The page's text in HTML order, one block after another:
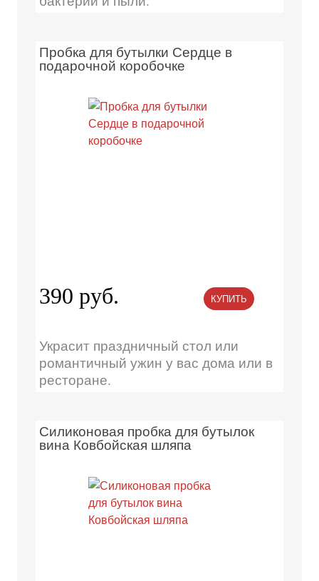
Пробка для бутылки Сердце в
подарочной коробочке
390 руб. КУПИТЬ
Украсит праздничный стол или
романтичный ужин у вас дома или в
ресторане.
Силиконовая пробка для бутылок
вина Ковбойская шляпа